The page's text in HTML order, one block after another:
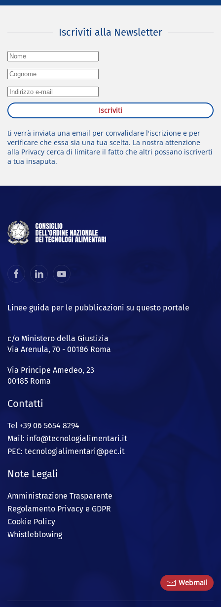
Iscriviti alla Newsletter
Iscriviti
ti verrà inviata una email per convalidare l'iscrizione e per
verificare che essa sia una tua scelta. La nostra attenzione
alla Privacy cerca di limitare il fatto che altri possano iscriverti
a tua insaputa.
Linee guida per le pubblicazioni su questo portale
c/o Ministero della Giustizia
Via Arenula, 70 - 00186 Roma
Via Principe Amedeo, 23
00185 Roma
Contatti
Tel +39 06 5654 8294
Mail: info@tecnologialimentari.it
PEC: tecnologialimentari@pec.it
Note Legali
Amministrazione Trasparente
Regolamento Privacy e GDPR
Cookie Policy
Whistleblowing
Webmail